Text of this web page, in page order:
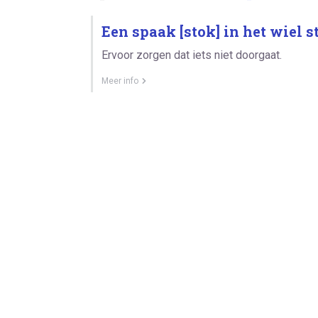
Een spaak [stok] in het wiel
Ervoor zorgen dat iets niet doorgaat.
Meer info